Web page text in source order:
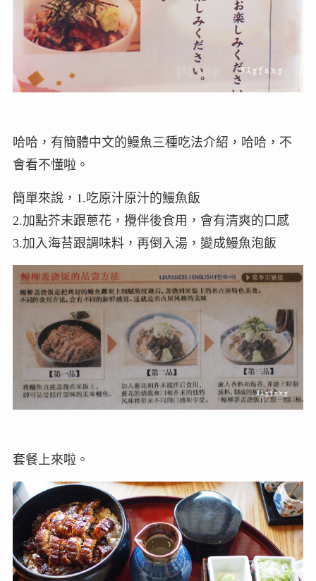
哈哈，有簡體中文的鰻魚三種吃法介紹，哈哈，不
會看不懂啦。
簡單來說，1.吃原汁原汁的鰻魚飯
2.加點芥末跟蔥花，攪伴後食用，會有清爽的口感
3.加入海苔跟調味料，再倒入湯，變成鰻魚泡飯
套餐上來啦。